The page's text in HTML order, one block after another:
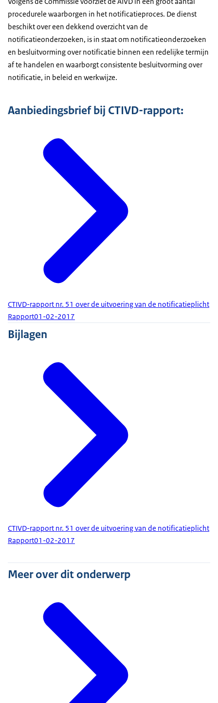
procedurele waarborgen in het notificatieproces. De dienst
beschikt over een dekkend overzicht van de
notificatieonderzoeken, is in staat om notificatieonderzoeken
en besluitvorming over notificatie binnen een redelijke termijn
af te handelen en waarborgt consistente besluitvorming over
notificatie, in beleid en werkwijze.
Aanbiedingsbrief bij CTIVD-rapport:
CTIVD-rapport nr. 51 over de uitvoering van de notificatieplicht
Rapport01-02-2017
Bijlagen
CTIVD-rapport nr. 51 over de uitvoering van de notificatieplicht
Rapport01-02-2017
Meer over dit onderwerp